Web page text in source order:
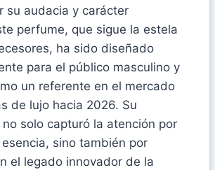
su audacia y carácter
perfume, que sigue la estela
ha sido diseñado
para el público masculino y
un referente en el mercado
de lujo hacia 2026. Su
solo capturó la atención por
sino también por
el legado innovador de la